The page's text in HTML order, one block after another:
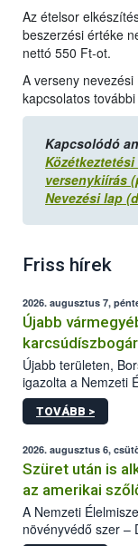
Az ételsor
beszerzési értéke
nettó 550 Ft‐ot.
A verseny
kapcsolatos
Kapcsolódó
Közétkeztetési
versenykiírás
Nevezési lap
Friss hírek
2026. augusztus 7,
Újabb
karcsúdíszbogár
Újabb területen,
igazolta a Nemzeti
kőrisrontó
kártevőt nem csak
az intenzív
hatósággal is
TOVÁBB >
2026. augusztus 6,
Szüret után is
az amerikai
A Nemzeti
növényvédő szer –